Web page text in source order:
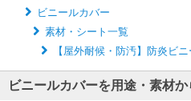
ビニールカバー
素材・シート一覧
【屋外耐候・防汚】防炎ビ
ビニールカバーを用途・素材